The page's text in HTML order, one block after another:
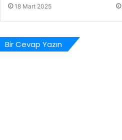
18 Mart 2025
Bir Cevap Yazın